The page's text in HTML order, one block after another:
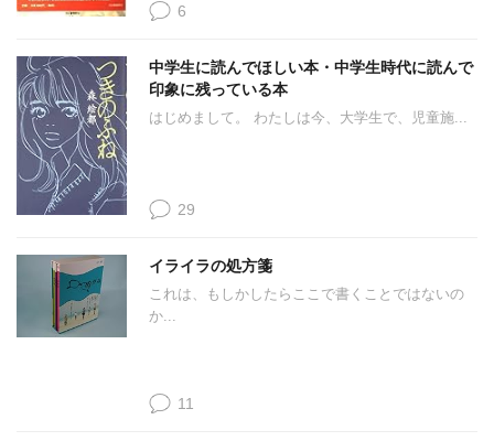
6
中学生に読んでほしい本・中学生時代に読んで
印象に残っている本
はじめまして。 わたしは今、大学生で、児童施...
29
イライラの処方箋
これは、もしかしたらここで書くことではないの
か...
11